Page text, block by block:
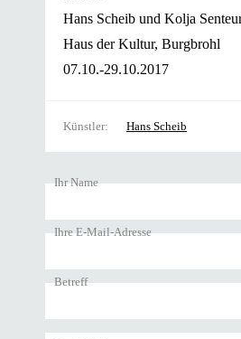
Hans Scheib und Kolja
Haus der Kultur, Burgbrohl
07.10.-29.10.2017
Künstler Hans Scheib
Ihr Name
Ihre E-Mail-Adresse
Betreff